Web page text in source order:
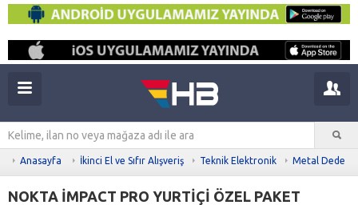
Anasayfa İkinci El ve Sıfır Alışveriş Teknik Elektronik Metal
NOKTA İMPACT PRO YURTİÇİ ÖZEL PAKET